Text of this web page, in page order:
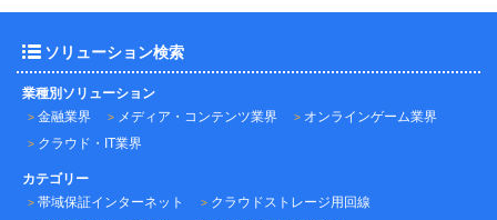
ソリューション検索
業種別ソリューション
金融業界
メディア・コンテンツ業界
オンラインゲーム業界
クラウド・IT業界
カテゴリー
帯域保証インターネット
クラウドストレージ用回線